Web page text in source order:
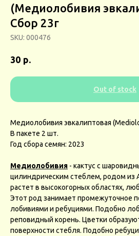
(Медиолобивия
Сбор 23г
SKU: 000476
30 р.
Out of stock
Медиолобивия эвкалиптовая
В пакете 2 шт.
Год сбора семян: 2023
Медиолобивия - кактус с
цилиндрическим стеблем, родом из
растет в высокогорных областях,
Этот род занимает промежуточное
лобивиями и ребуциями. Подобно
реповидный корень. Цветки
поверхности стебля. Подобно